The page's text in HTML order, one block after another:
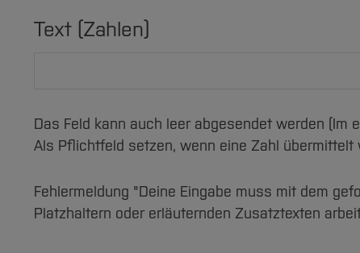
Text (Zahlen)
Das Feld kann auch leer abgesendet werden (Im
Als Pflichtfeld setzen, wenn eine Zahl
Fehlermeldung "Deine Eingabe muss mit dem
Platzhaltern oder erläuternden Zusatztexten